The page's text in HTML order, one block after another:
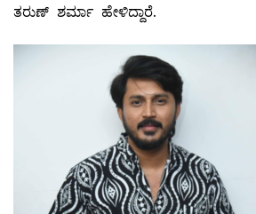
ತರುಣ್ ಶರ್ಮಾ ಹೇಳಿದ್ದಾರೆ.